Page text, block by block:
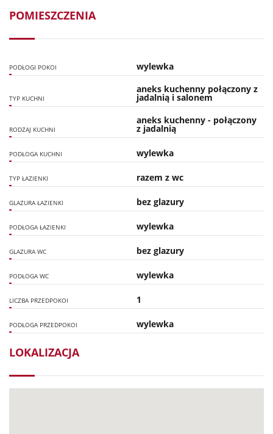
POMIESZCZENIA
PODŁOGI POKOI wylewka
TYP KUCHNI
aneks kuchenny połączony z
jadalnią i salonem
RODZAJ KUCHNI
aneks kuchenny - połączony
z jadalnią
PODŁOGA KUCHNI wylewka
TYP ŁAZIENKI razem z wc
GLAZURA ŁAZIENKI bez glazury
PODŁOGA ŁAZIENKI wylewka
GLAZURA WC bez glazury
PODŁOGA WC wylewka
LICZBA PRZEDPOKOI 1
PODŁOGA PRZEDPOKOI wylewka
LOKALIZACJA